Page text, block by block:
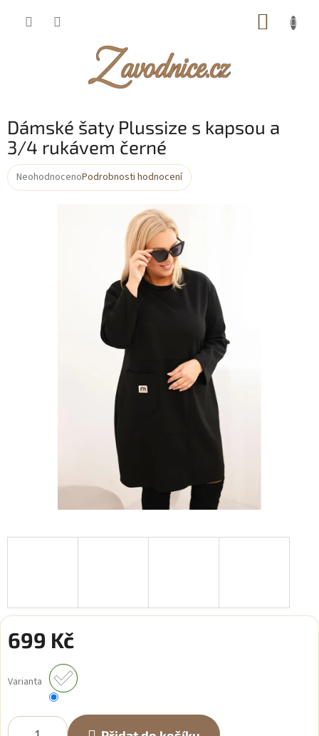
Dámské šaty Plussize s kapsou a
3/4 rukávem černé
Průměrné
NeohodnocenoPodrobnosti hodnocení
699 Kč
cena:
Varianta